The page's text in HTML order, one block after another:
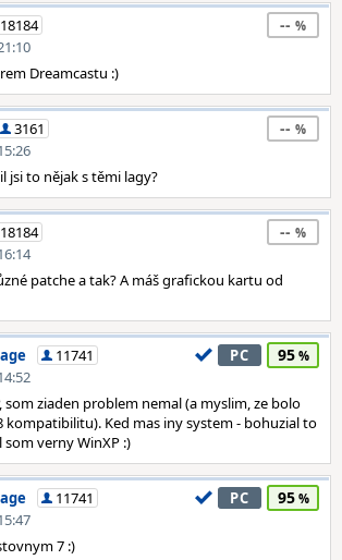
18184
--
Dreamcastu :)
3161
--
jsi to nějak s těmi lagy?
18184
--
patche a tak? A máš grafickou kartu od
11741
PC 95
som ziaden problem nemal (a myslim, ze bolo
kompatibilitu). Ked mas iny system - bohuzial to
verny WinXP :)
11741
PC 95
7 :)